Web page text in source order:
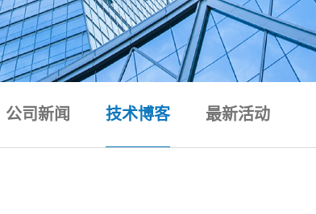
公司新闻 技术博客 最新活动